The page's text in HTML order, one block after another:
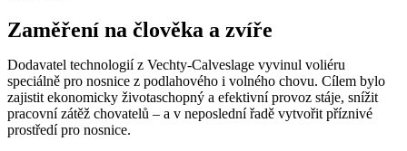
Zaměření na člověka a zvíře
Dodavatel technologií z Vechty-Calveslage vyvinul voliéru
speciálně pro nosnice z podlahového i volného chovu. Cílem bylo
zajistit ekonomicky životaschopný a efektivní provoz stáje, snížit
pracovní zátěž chovatelů – a v neposlední řadě vytvořit příznivé
prostředí pro nosnice.